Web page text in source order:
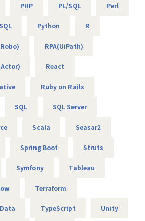
など）の実施及び顧客折衝
客との調整
ャリスト）
験ができる
アを続けられる
境を用意しています。
年に数回程度の出社メンバーも）
（夏季休暇含む）
PHP PL/SQL Perl
Python R
RPA(UiPath)
React
Ruby on Rails
SQL SQL Server
Scala Seasar2
Spring Boot Struts
Symfony Tableau
Terraform
TypeScript Unity